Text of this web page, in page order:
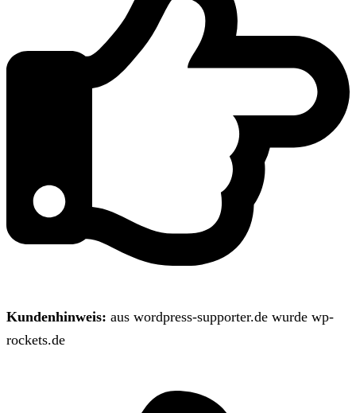
Kundenhinweis: aus wordpress-supporter.de wurde wp-
rockets.de